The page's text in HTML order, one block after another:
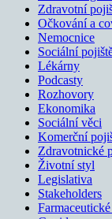
Zdravotní
Očkování a
Nemocnice
Sociální
Lékárny
Podcasty
Rozhovory
Ekonomika
Sociální věci
Komerční
Zdravotnické
Životní styl
Legislativa
Stakeholders